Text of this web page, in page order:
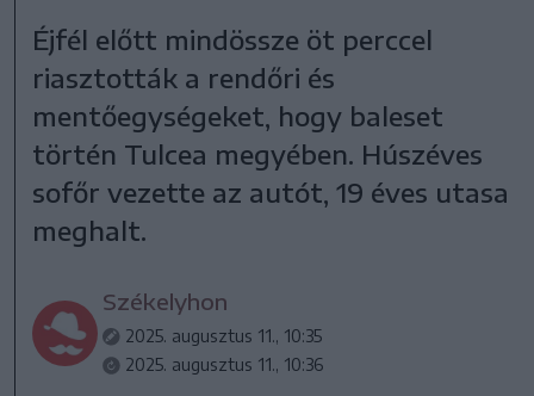
Éjfél előtt mindössze öt perccel
riasztották a rendőri és
mentőegységeket, hogy baleset
történ Tulcea megyében. Húszéves
sofőr vezette az autót, 19 éves utasa
meghalt.
Székelyhon
2025. augusztus 11., 10:35
2025. augusztus 11., 10:36